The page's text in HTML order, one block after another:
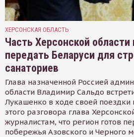
ХЕРСОНСКАЯ ОБЛАСТЬ
Часть Херсонской
передать Беларуси для
санаториев
Глава назначенной Россией
области Владимир Сальдо
Лукашенко в ходе своей поездки
этого разговора глава
журналистам, что регион готов
побережья Азовского и Черного